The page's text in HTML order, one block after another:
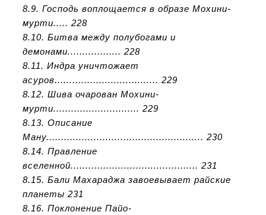
8.9. Господь воплощается в образе Мохини-
мурти..... 228
8.10. Битва между полубогами и
демонами.................. 228
8.11. Индра уничтожает
асуров................................... 229
8.12. Шива очарован Мохини-
мурти............................. 229
8.13. Описание
Ману..................................................... 230
8.14. Правление
вселенной........................................... 231
8.15. Бали Махараджа завоевывает райские
планеты 231
8.16. Поклонение Пайо-